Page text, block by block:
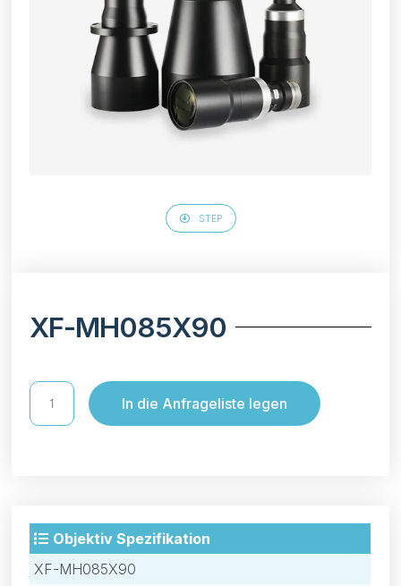
STEP
XF-MH085X90
In die Anfrageliste legen
Objektiv Spezifikation
XF-MH085X90